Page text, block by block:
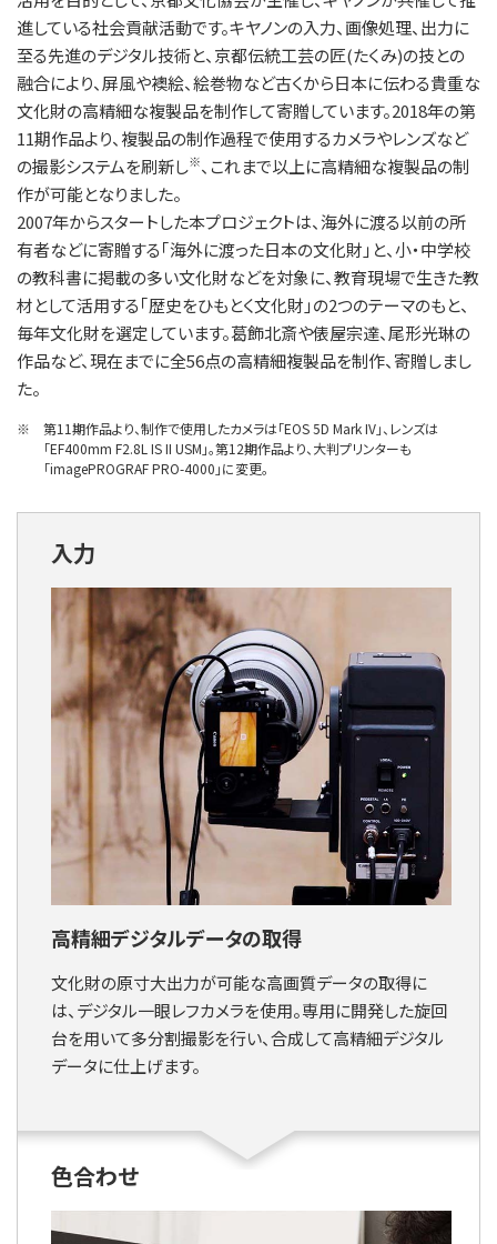
進している社会貢献活動です。キヤノンの入力、画像処理、出力に
至る先進のデジタル技術と、京都伝統工芸の匠(たくみ)の技との
融合により、屏風や襖絵、絵巻物など古くから日本に伝わる貴重な
文化財の高精細な複製品を制作して寄贈しています。2018年の第
11期作品より、複製品の制作過程で使用するカメラやレンズなど
の撮影システムを刷新し※、これまで以上に高精細な複製品の制
作が可能となりました。
2007年からスタートした本プロジェクトは、海外に渡る以前の所
有者などに寄贈する｢海外に渡った日本の文化財｣と、小・中学校
の教科書に掲載の多い文化財などを対象に、教育現場で生きた教
材として活用する｢歴史をひもとく文化財｣の2つのテーマのもと、
毎年文化財を選定しています。葛飾北斎や俵屋宗達、尾形光琳の
作品など、現在までに全56点の高精細複製品を制作、寄贈しまし
た。
※
第11期作品より、制作で使用したカメラは「EOS 5D Mark IV」、レンズは
「EF400mm F2.8L IS II USM」。第12期作品より、大判プリンターも
「imagePROGRAF PRO-4000」に変更。
入力
高精細デジタルデータの取得
文化財の原寸大出力が可能な高画質データの取得に
は、デジタル一眼レフカメラを使用。専用に開発した旋回
台を用いて多分割撮影を行い、合成して高精細デジタル
データに仕上げます。
色合わせ